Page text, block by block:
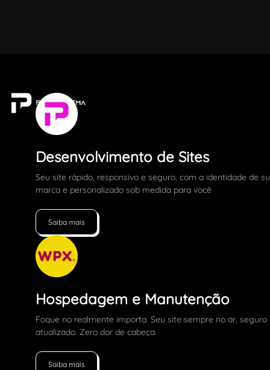
Desenvolvimento de Sites
Seu site rápido, responsivo e seguro, com a identidade de
marca e personalizado sob medida para você
Saiba mais
Hospedagem e Manutenção
Foque no realmente importa. Seu site sempre no ar, seguro
atualizado. Zero dor de cabeça.
Saiba mais